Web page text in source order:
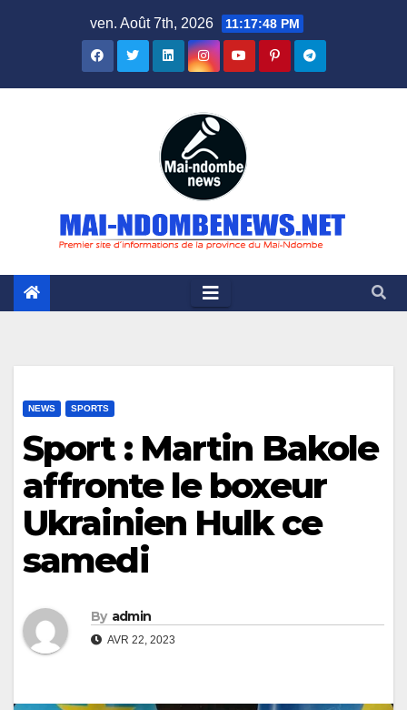
ven. Août 7th, 2026 11:17:49 PM
NEWS SPORTS
Sport : Martin Bakole
affronte le boxeur
Ukrainien Hulk ce
samedi
By admin
AVR 22, 2023